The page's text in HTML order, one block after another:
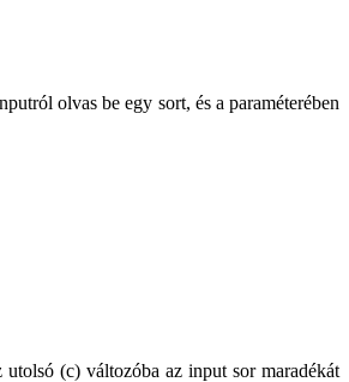
olvas be egy sort, és a paraméterében
(c) változóba az input sor maradékát